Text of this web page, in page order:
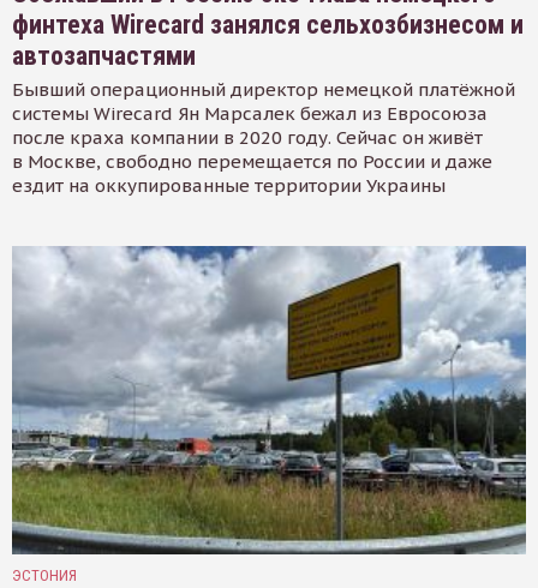
финтеха Wirecard занялся сельхозбизнесом и
автозапчастями
Бывший операционный директор немецкой платёжной
системы Wirecard Ян Марсалек бежал из Евросоюза
после краха компании в 2020 году. Сейчас он живёт
в Москве, свободно перемещается по России и даже
ездит на оккупированные территории Украины
ЭСТОНИЯ